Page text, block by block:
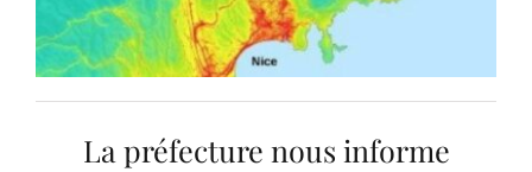
La préfecture nous informe